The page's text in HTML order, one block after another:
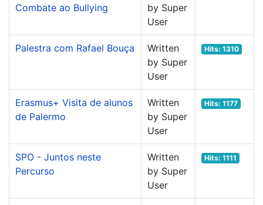
Combate ao Bullying
by Super
User
Palestra com Rafael Bouça
Written
by Super
User
Hits: 1310
Erasmus+ Visita de alunos
de Palermo
Written
by Super
User
Hits: 1177
SPO - Juntos neste
Percurso
Written
by Super
User
Hits: 1111